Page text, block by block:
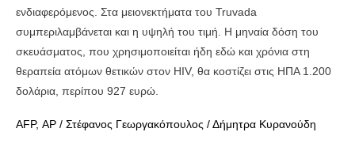
ενδιαφερόμενος. Στα μειονεκτήματα του Truvada
συμπεριλαμβάνεται και η υψηλή του τιμή. Η μηναία δόση του
σκευάσματος, που χρησιμοποιείται ήδη εδώ και χρόνια στη
θεραπεία ατόμων θετικών στον HIV, θα κοστίζει στις ΗΠΑ 1.200
δολάρια, περίπου 927 ευρώ.
ΑFP, ΑP / Στέφανος Γεωργακόπουλος / Δήμητρα Κυρανούδη